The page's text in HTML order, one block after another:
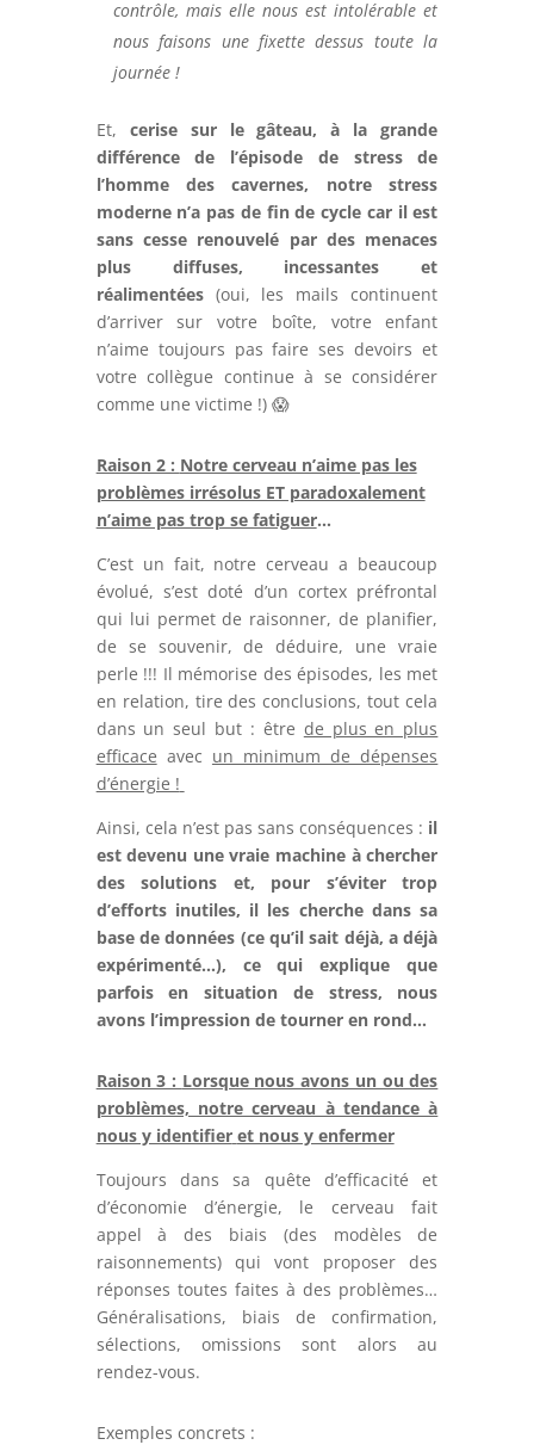
contrôle, mais elle nous est intolérable et
nous faisons une fixette dessus toute la
journée !
Et, cerise sur le gâteau, à la grande
différence de l’épisode de stress de
l’homme des cavernes, notre stress
moderne n’a pas de fin de cycle car il est
sans cesse renouvelé par des menaces
plus diffuses, incessantes et
réalimentées(oui, les mails continuent
d’arriver sur votre boîte, votre enfant
n’aime toujours pas faire ses devoirs et
votre collègue continue à se considérer
comme une victime !) 😱
Raison 2 : Notre cerveau n’aime pas les
problèmes irrésolus ET paradoxalement
n’aime pas trop se fatiguer…
C’est un fait, notre cerveau a beaucoup
évolué, s’est doté d’un cortex préfrontal
qui lui permet de raisonner, de planifier,
de se souvenir, de déduire, une vraie
perle !!! Il mémorise des épisodes, les met
en relation, tire des conclusions, tout cela
dans un seul but : être de plus en plus
efficace avec un minimum de dépenses
d’énergie !
Ainsi, cela n’est pas sans conséquences : il
est devenu une vraie machine à chercher
des solutions et, pour s’éviter trop
d’efforts inutiles, il les cherche dans sa
base de données (ce qu’il sait déjà, a déjà
expérimenté…), ce qui explique que
parfois en situation de stress, nous
avons l’impression de tourner en rond…
Raison 3 : Lorsque nous avons un ou des
problèmes, notre cerveau à tendance à
nous y identifier et nous y enfermer
Toujours dans sa quête d’efficacité et
d’économie d’énergie, le cerveau fait
appel à des biais (des modèles de
raisonnements) qui vont proposer des
réponses toutes faites à des problèmes…
Généralisations, biais de confirmation,
sélections, omissions sont alors au
rendez-vous.
Exemples concrets :